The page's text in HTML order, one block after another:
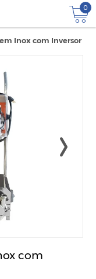
0
Inox com Inversor
com